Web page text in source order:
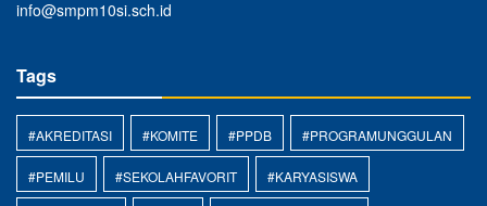
info@smpm10si.sch.id
Tags
#AKREDITASI #KOMITE #PPDB #PROGRAMUNGGULAN
#PEMILU #SEKOLAHFAVORIT #KARYASISWA